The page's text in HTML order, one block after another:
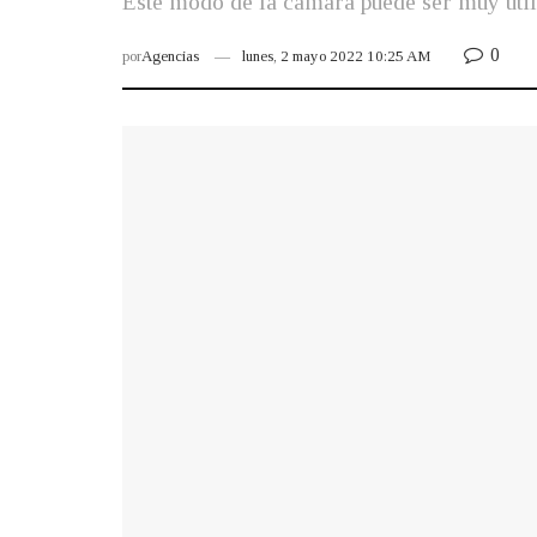
porAgencias lunes, 2 mayo 2022 10:25 AM 0